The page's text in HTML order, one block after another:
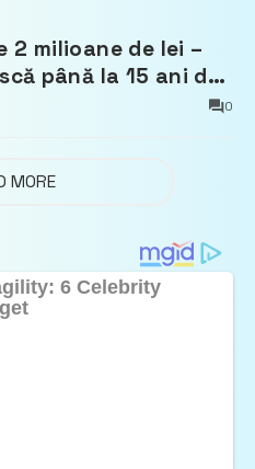
2 milioane de lei –
până la 15 ani de
0
MORE